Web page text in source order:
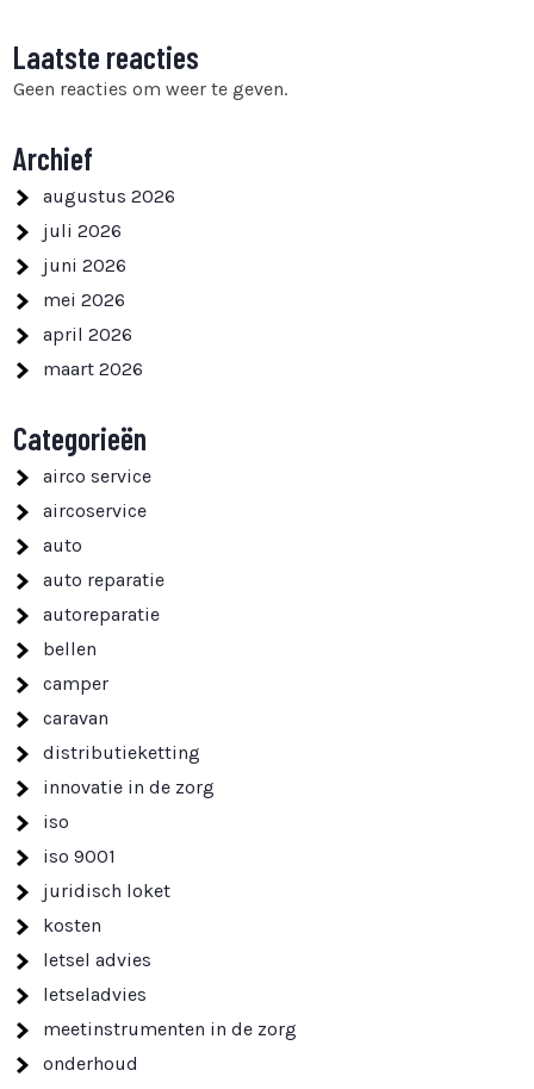
Laatste reacties
Geen reacties om weer te geven.
Archief
augustus 2026
juli 2026
juni 2026
mei 2026
april 2026
maart 2026
Categorieën
airco service
aircoservice
auto
auto reparatie
autoreparatie
bellen
camper
caravan
distributieketting
innovatie in de zorg
iso
iso 9001
juridisch loket
kosten
letsel advies
letseladvies
meetinstrumenten in de zorg
onderhoud